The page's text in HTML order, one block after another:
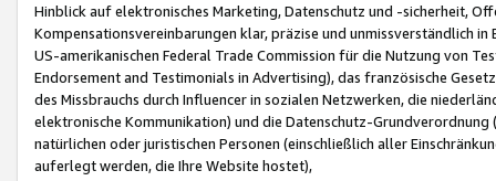
Hinblick auf elektronisches Marketing, Datenschutz und -sicherheit,
Kompensationsvereinbarungen klar, präzise und unmissverständlich
US-amerikanischen Federal Trade Commission für die Nutzung von
Endorsement and Testimonials in Advertising), das französische
des Missbrauchs durch Influencer in sozialen Netzwerken, die
elektronische Kommunikation) und die Datenschutz-
natürlichen oder juristischen Personen (einschließlich aller
auferlegt werden, die Ihre Website hostet),